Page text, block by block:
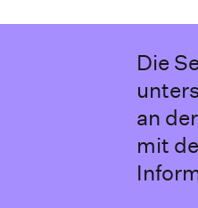
Die
an
mit